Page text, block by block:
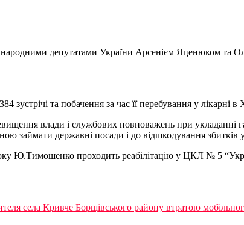
народними депутатами України Арсенієм Яценюком
та побачення за час її перебування у лікарні в
влади і службових повноважень при укладанні
державні посади і до відшкодування збитків
Ю.Тимошенко проходить реабілітацію у ЦКЛ № 5
села Кривче Борщівського району втратою